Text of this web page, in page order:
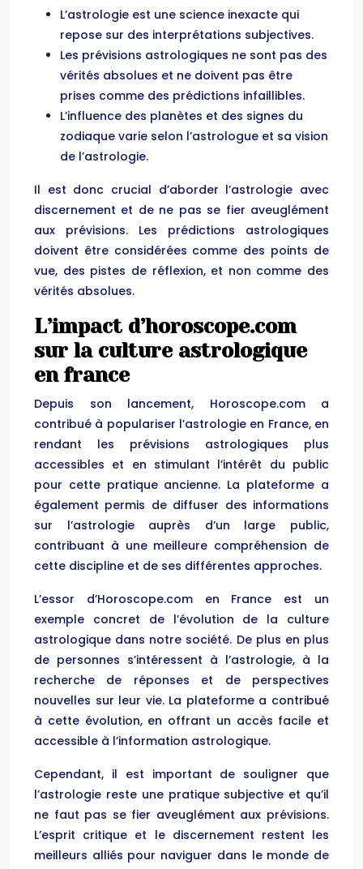
L’astrologie est une science inexacte qui
repose sur des interprétations subjectives.
Les prévisions astrologiques ne sont pas des
vérités absolues et ne doivent pas être
prises comme des prédictions infaillibles.
L’influence des planètes et des signes du
zodiaque varie selon l’astrologue et sa vision
de l’astrologie.
Il est donc crucial d’aborder l’astrologie avec
discernement et de ne pas se fier aveuglément
aux prévisions. Les prédictions astrologiques
doivent être considérées comme des points de
vue, des pistes de réflexion, et non comme des
vérités absolues.
L’impact d’horoscope.com
sur la culture astrologique
en france
Depuis son lancement, Horoscope.com a
contribué à populariser l’astrologie en France, en
rendant les prévisions astrologiques plus
accessibles et en stimulant l’intérêt du public
pour cette pratique ancienne. La plateforme a
également permis de diffuser des informations
sur l’astrologie auprès d’un large public,
contribuant à une meilleure compréhension de
cette discipline et de ses différentes approches.
L’essor d’Horoscope.com en France est un
exemple concret de l’évolution de la culture
astrologique dans notre société. De plus en plus
de personnes s’intéressent à l’astrologie, à la
recherche de réponses et de perspectives
nouvelles sur leur vie. La plateforme a contribué
à cette évolution, en offrant un accès facile et
accessible à l’information astrologique.
Cependant, il est important de souligner que
l’astrologie reste une pratique subjective et qu’il
ne faut pas se fier aveuglément aux prévisions.
L’esprit critique et le discernement restent les
meilleurs alliés pour naviguer dans le monde de